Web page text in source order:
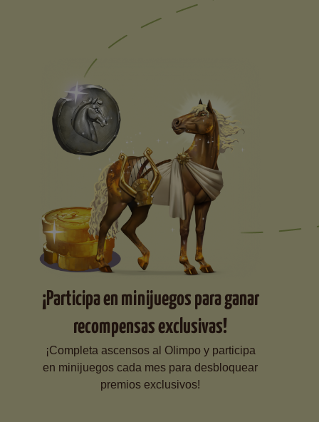
¡Participa en minijuegos para ganar
recompensas exclusivas!
¡Completa ascensos al Olimpo y participa
en minijuegos cada mes para desbloquear
premios exclusivos!